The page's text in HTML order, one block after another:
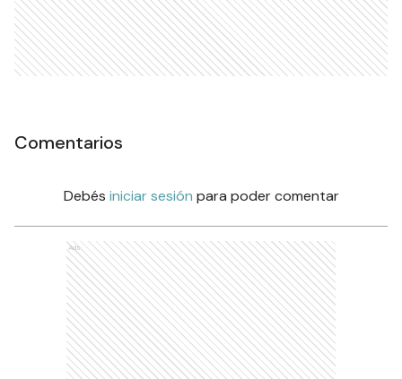
Comentarios
Debés iniciar sesión para poder comentar
Ads